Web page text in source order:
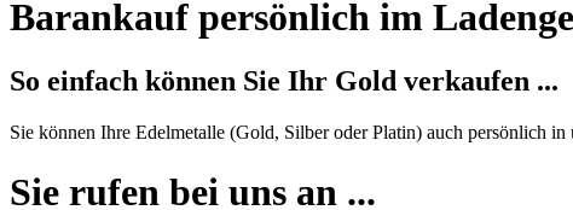
Barankauf persönlich im
So einfach können Sie Ihr Gold verkaufen ...
Sie können Ihre Edelmetalle (Gold, Silber oder Platin) auch persönlich in
Sie rufen bei uns an ...